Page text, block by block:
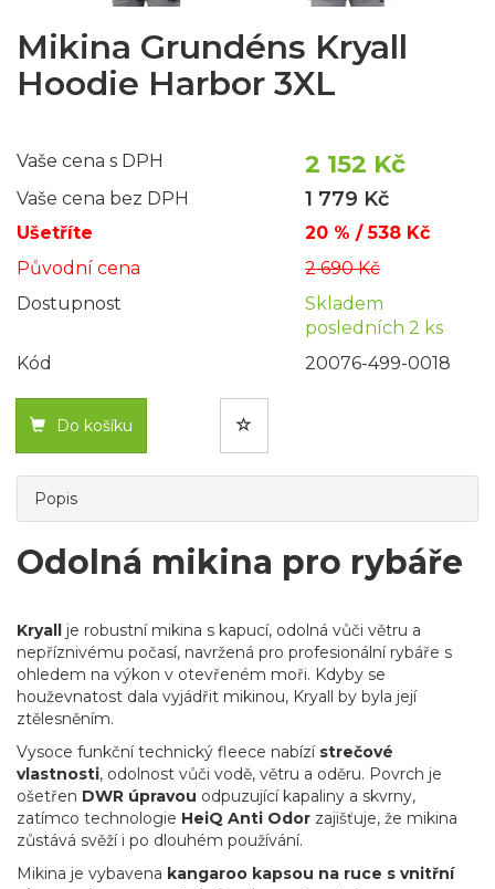
Mikina Grundéns Kryall
Hoodie Harbor 3XL
Vaše cena s DPH 2 152 Kč
Vaše cena bez DPH 1 779 Kč
Ušetříte
20 % / 538 Kč
Původní cena
2 690 Kč
Dostupnost
Skladem
posledních 2 ks
Kód
20076-499-0018
Do košíku
Popis
Odolná mikina pro rybáře
Kryall je robustní mikina s kapucí, odolná vůči větru a
nepříznivému počasí, navržená pro profesionální rybáře s
ohledem na výkon v otevřeném moři. Kdyby se
houževnatost dala vyjádřit mikinou, Kryall by byla její
ztělesněním.
Vysoce funkční technický fleece nabízí strečové
vlastnosti, odolnost vůči vodě, větru a oděru. Povrch je
ošetřen DWR úpravou odpuzující kapaliny a skvrny,
zatímco technologie HeiQ Anti Odor zajišťuje, že mikina
zůstává svěží i po dlouhém používání.
Mikina je vybavena kangaroo kapsou na ruce s vnitřní